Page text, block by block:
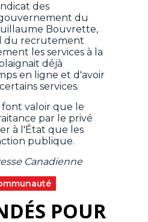
des
du
Bouvrette,
du recrutement
les services à la
déjà
en ligne et d'avoir
services.
font valoir que le
par le privé
à l'État que les
publique.
Canadienne
POUR